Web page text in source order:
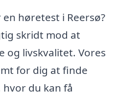
høretest i Reersø?
skridt mod at
og livskvalitet. Vores
for dig at finde
du kan få